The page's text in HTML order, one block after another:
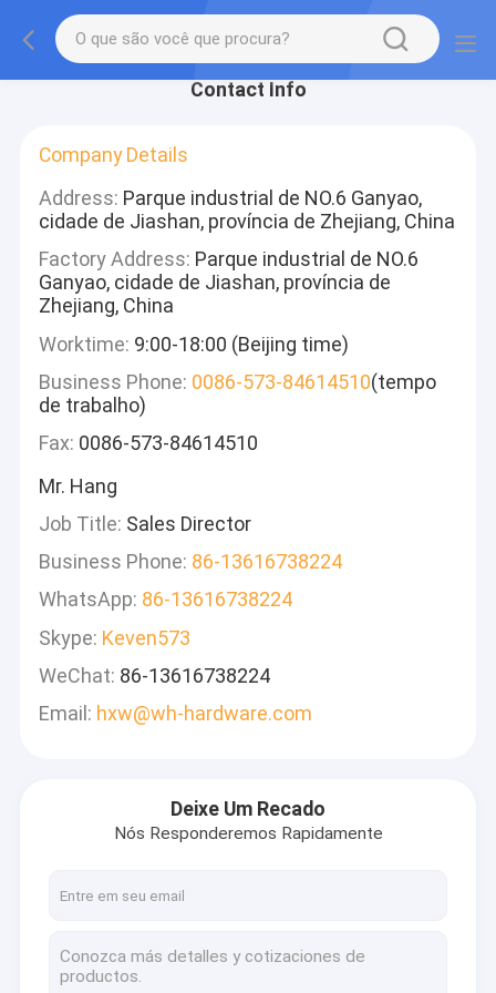
Contact Info
Company Details
Address: Parque industrial de NO.6 Ganyao,
cidade de Jiashan, província de Zhejiang, China
Factory Address: Parque industrial de NO.6
Ganyao, cidade de Jiashan, província de
Zhejiang, China
Worktime: 9:00-18:00 (Beijing time)
Business Phone: 0086-573-84614510(tempo
de trabalho)
Fax: 0086-573-84614510
Mr. Hang
Job Title: Sales Director
Business Phone: 86-13616738224
WhatsApp: 86-13616738224
Skype: Keven573
WeChat: 86-13616738224
Email: hxw@wh-hardware.com
Deixe Um Recado
Nós Responderemos Rapidamente